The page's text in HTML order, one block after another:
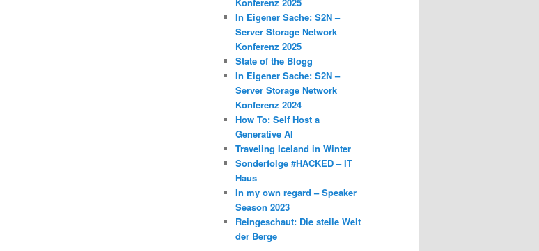
In Eigener Sache: S2N –
Server Storage Network
Konferenz 2025
State of the Blogg
In Eigener Sache: S2N –
Server Storage Network
Konferenz 2024
How To: Self Host a
Generative AI
Traveling Iceland in Winter
Sonderfolge #HACKED – IT
Haus
In my own regard – Speaker
Season 2023
Reingeschaut: Die steile Welt
der Berge